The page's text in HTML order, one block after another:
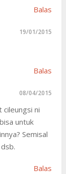
Balas
19/01/2015
Balas
08/04/2015
ni
untuk
Semisal
Balas